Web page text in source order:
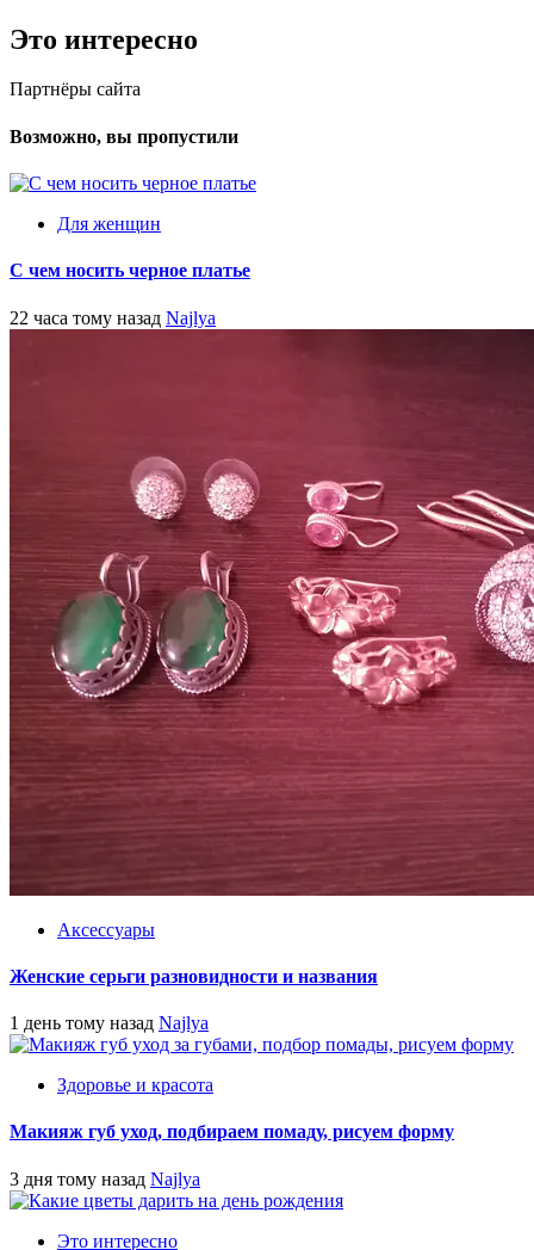
Это интересно
Партнёры сайта
Возможно, вы пропустили
Для женщин
С чем носить черное платье
22 часа тому назад Najlya
Аксессуары
Женские серьги разновидности и названия
1 день тому назад Najlya
Здоровье и красота
Макияж губ уход, подбираем помаду, рисуем форму
3 дня тому назад Najlya
Это интересно